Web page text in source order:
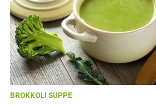
BROKKOLI SUPPE